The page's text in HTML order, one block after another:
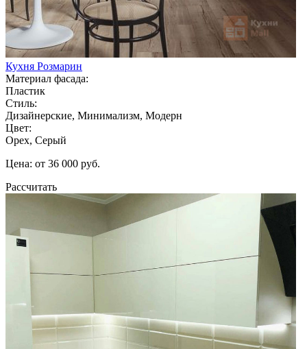
Кухня Розмарин
Материал фасада:
Пластик
Стиль:
Дизайнерские, Минимализм, Модерн
Цвет:
Орех, Серый
Цена: от 36 000 руб.
Рассчитать